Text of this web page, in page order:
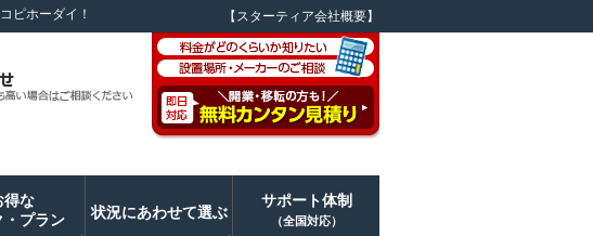
ピホーダイ！ 【スターティア会社概要】
得な
・プラン
状況にあわせて選ぶ
サポート体制
（全国対応）